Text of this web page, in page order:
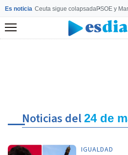
Es noticia Ceuta sigue colapsadaPSOE y
Menú
Noticias del24 de
IGUALDAD